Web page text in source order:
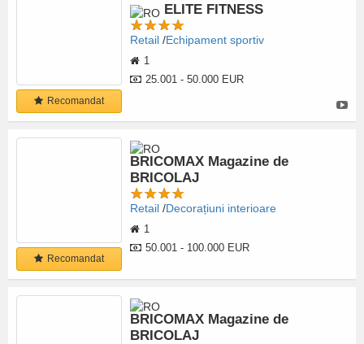
Recomandat
ELITE FITNESS
Retail Echipament sportiv
1
25.001 - 50.000 EUR
Recomandat
BRICOMAX Magazine de
BRICOLAJ
Retail Decorațiuni interioare
1
50.001 - 100.000 EUR
BRICOMAX Magazine de
BRICOLAJ